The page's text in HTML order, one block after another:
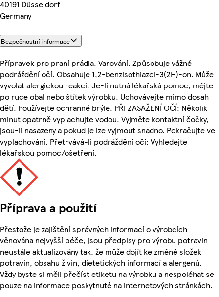
40191 Düsseldorf
Germany
Bezpečnostní informace
Přípravek pro praní prádla. Varování. Způsobuje vážné
podráždění očí. Obsahuje 1,2-benzisothiazol-3(2H)-on. Může
vyvolat alergickou reakci. Je-li nutná lékařská pomoc, mějte
po ruce obal nebo štítek výrobku. Uchovávejte mimo dosah
dětí. Používejte ochranné brýle. PŘI ZASAŽENÍ OČÍ: Několik
minut opatrně vyplachujte vodou. Vyjměte kontaktní čočky,
jsou-li nasazeny a pokud je lze vyjmout snadno. Pokračujte ve
vyplachování. Přetrvává-li podráždění očí: Vyhledejte
lékařskou pomoc/ošetření.
Příprava a použití
Přestože je zajištění správných informací o výrobcích
věnována nejvyšší péče, jsou předpisy pro výrobu potravin
neustále aktualizovány tak, že může dojít ke změně složek
potravin, obsahu živin, dietetických informací a alergenů.
Vždy byste si měli přečíst etiketu na výrobku a nespoléhat se
pouze na informace poskytnuté na internetových stránkách.